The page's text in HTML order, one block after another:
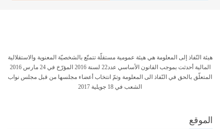
هيئة النّفاذ إلى المعلومة هي هيئة عمومية مستقلّة تتمتّع بالشخصيّة المعنوية والاستقلالية
المالية أحدثت بموجب القانون الأساسي عدد22 لسنة 2016 المؤرّخ في 24 مارس 2016
المتعلّق بالحق في النّفاذ الى المعلومة وتمّ انتخاب أعضاء مجلسها من قبل مجلس نواب
الشعب في 18 جويلية 2017
الموقع